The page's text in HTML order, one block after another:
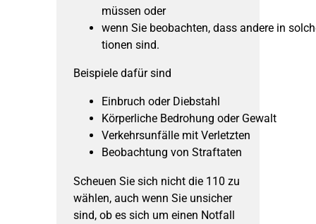
müssen oder
wenn Sie beobachten, dass andere in
tionen sind.
Beispiele dafür sind
Einbruch oder Diebstahl
Körperliche Bedrohung oder Gewalt
Verkehrsunfälle mit Verletzten
Beobachtung von Straftaten
Scheuen Sie sich nicht die 110 zu
wählen, auch wenn Sie unsicher
sind, ob es sich um einen Notfall